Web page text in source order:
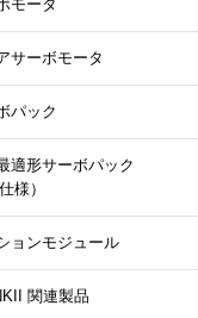
モータ
サーボモータ
パック
適形サーボパック
様）
ョンモジュール
関連製品